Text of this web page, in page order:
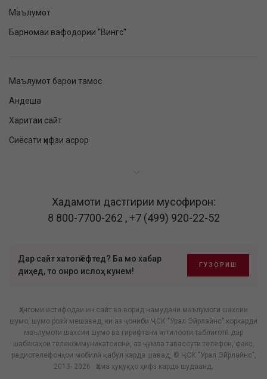
Маълумот
Барномаи вафодории "Вингс"
Маълумот барои тамос
Андеша
Харитаи сайт
Сиёсати ҳифзи асрор
Хадамоти дастгирии мусофирон:
8 800-7700-262 ,+7 (499) 920-22-52
Дар сайт хатогӣ ёфтед? Ба мо хабар
диҳед, то онро ислоҳ кунем!
ГУЗОРИШ
Ҳангоми истифодаи ин сайт ва ворид намудани маълумоти шахсии
шумо, шумо розӣ мешавед, ки аз ҷониби ҶСК "Урал Эйрлайнс" коркарди
маълумоти шахсии шумо ва гирифтани иттилооти таблиғотӣ дар
шабакаҳои телекоммуникатсионӣ, аз ҷумла тавассути телефон, факс,
радиотелефонҳои мобилӣ қабул карда шавад. © ҶСК "Урал Эйрлайнс",
2013- 2026 . Ҳама ҳуқуқҳо ҳифз карда шудаанд.